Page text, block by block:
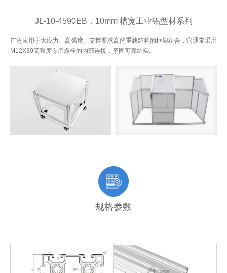
JL-10-4590EB，10mm 槽宽工业铝型材系列
广泛应用于大应力、高强度、支撑要求高的重载结构的框架组合，它通常采用
M12X30高强度专用螺栓的内部连接，坚固可靠结实。
规格参数